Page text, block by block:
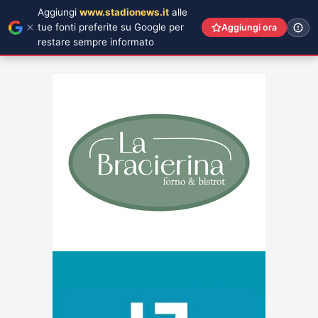
Aggiungi www.stadionews.it alle
tue fonti preferite su Google per
restare sempre informato
Aggiungi ora